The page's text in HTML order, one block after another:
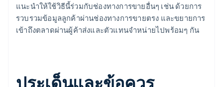
แนะนำให้ใช้วิธีนี้ร่วมกับช่องทางการขายอื่นๆ เช่น ด้วยการ
รวบรวมข้อมูลลูกค้าผ่านช่องทางการขายตรง และขยายการ
เข้าถึงตลาดผ่านผู้ค้าส่งและตัวแทนจำหน่ายไปพร้อมๆ กัน
ประเด็นและข้อควร